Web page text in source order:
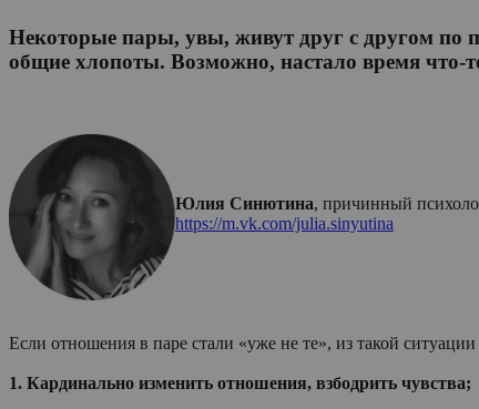
Некоторые пары, увы, живут друг с другом по
общие хлопоты. Возможно, настало время что-
Юлия Синютина, причинный
https://m.vk.com/julia.sinyutina
Если отношения в паре стали «уже не те», из такой ситуации
1. Кардинально изменить отношения, взбодрить чувства;